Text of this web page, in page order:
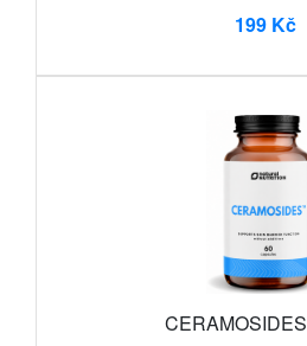
199 Kč